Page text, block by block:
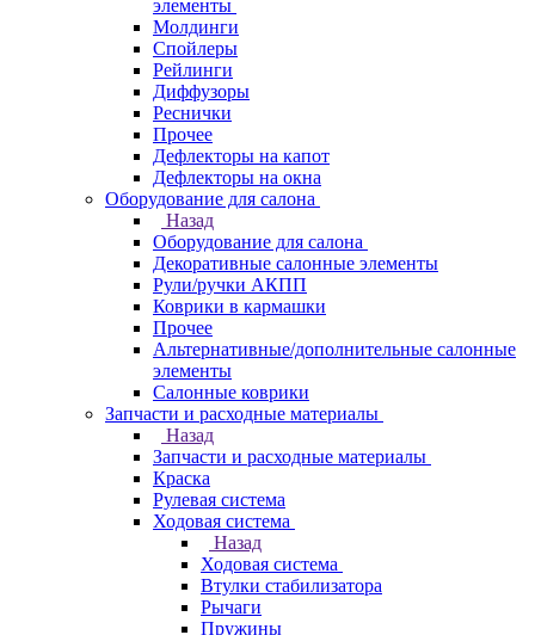
элементы
Молдинги
Спойлеры
Рейлинги
Диффузоры
Реснички
Прочее
Дефлекторы на капот
Дефлекторы на окна
Оборудование для салона
Назад
Оборудование для салона
Декоративные салонные элементы
Рули/ручки АКПП
Коврики в кармашки
Прочее
Альтернативные/дополнительные салонные
элементы
Салонные коврики
Запчасти и расходные материалы
Назад
Запчасти и расходные материалы
Краска
Рулевая система
Ходовая система
Назад
Ходовая система
Втулки стабилизатора
Рычаги
Пружины